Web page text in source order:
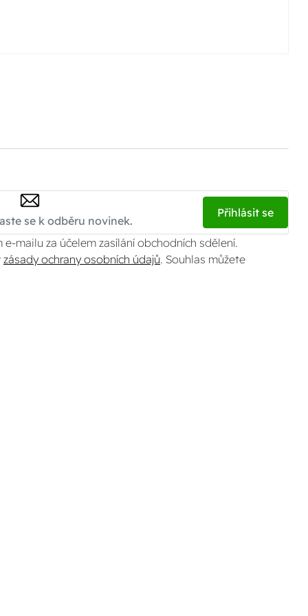
Přihlásit se
e-mailu za účelem zasílání obchodních sdělení.
zásady ochrany osobních údajů. Souhlas můžete